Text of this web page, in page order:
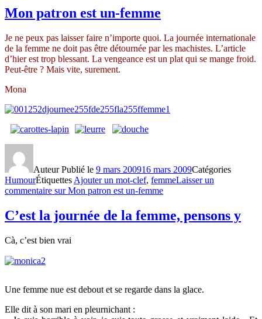
Mon patron est un-femme
Je ne peux pas laisser faire n’importe quoi. La journée internationale
de la femme ne doit pas être détournée par les machistes. L’article
d’hier est trop blessant. La vengeance est un plat qui se mange froid.
Peut-être ? Mais vite, surement.
Mona
AuteurPublié le 9 mars 200916 mars 2009Catégories
HumourÉtiquettes Ajouter un mot-clef, femmeLaisser un
commentaire sur Mon patron est un-femme
C’est la journée de la femme, pensons y
Cà, c’est bien vrai
Une femme nue est debout et se regarde dans la glace.
Elle dit à son mari en pleurnichant :